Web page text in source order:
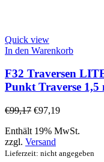
Quick view
In den Warenkorb
F32 Traversen
Punkt Traverse
€99,17 €97,19
Enthält 19% MwSt.
zzgl. Versand
Lieferzeit: nicht angegeben